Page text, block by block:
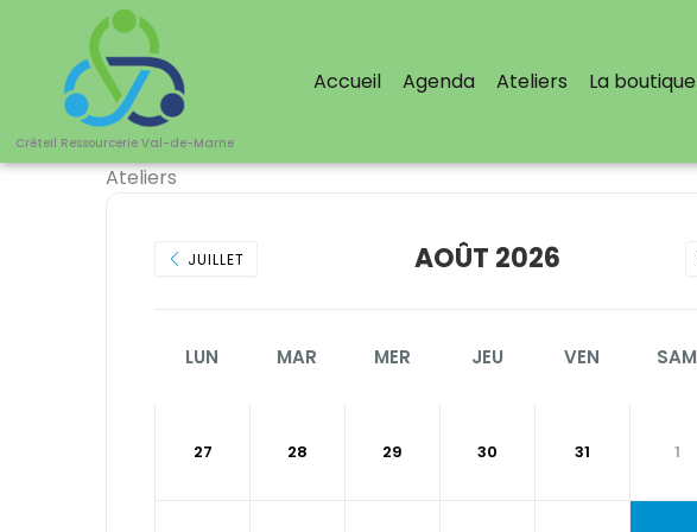
contenu
Créteil Ressourcerie Val-de-Marne
Accueil Agenda Ateliers La boutique
Ateliers
JUILLET AOÛT 2026
LUN MAR MER JEU VEN SAM
27 28 29 30 31 1